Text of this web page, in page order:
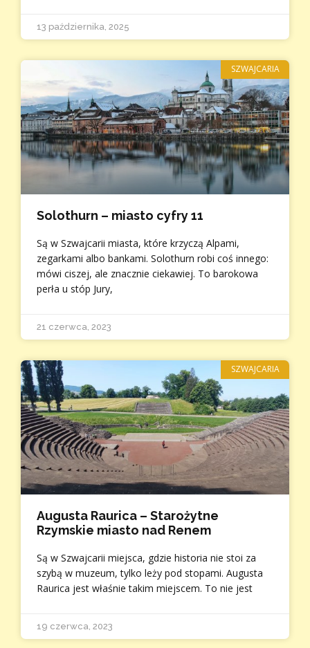
13 października, 2025
SZWAJCARIA
Solothurn – miasto cyfry 11
Są w Szwajcarii miasta, które krzyczą Alpami,
zegarkami albo bankami. Solothurn robi coś innego:
mówi ciszej, ale znacznie ciekawiej. To barokowa
perła u stóp Jury,
21 czerwca, 2023
SZWAJCARIA
Augusta Raurica – Starożytne
Rzymskie miasto nad Renem
Są w Szwajcarii miejsca, gdzie historia nie stoi za
szybą w muzeum, tylko leży pod stopami. Augusta
Raurica jest właśnie takim miejscem. To nie jest
19 czerwca, 2023